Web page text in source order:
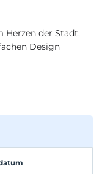
Herzen der Stadt,
Design
spüren, die
In Alsancak,
Hotel passt.
56 Zimmern,
werden,